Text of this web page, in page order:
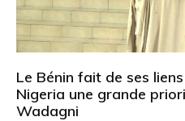
Le Bénin fait de ses
Nigeria une grande
Wadagni